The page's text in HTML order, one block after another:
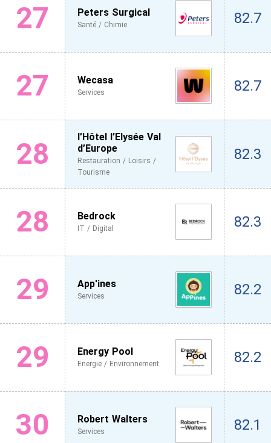
27 Peters Surgical
Santé / Chimie 82.7
27 Wecasa
Services 82.7
28
l’Hôtel l’Elysée Val
d’Europe
Restauration / Loisirs /
Tourisme
82.3
28 Bedrock
IT / Digital 82.3
29 App'ines
Services 82.2
29 Energy Pool
Energie / Environnement 82.2
30 Robert Walters
Services 82.1